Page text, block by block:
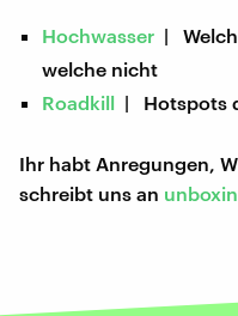
Hochwasser |
welche nicht
Roadkill | Hotspots
Ihr habt Anregungen,
schreibt uns an